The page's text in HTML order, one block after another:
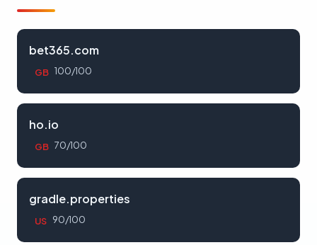
bet365.com
GB 100/100
ho.io
GB 70/100
gradle.properties
US 90/100